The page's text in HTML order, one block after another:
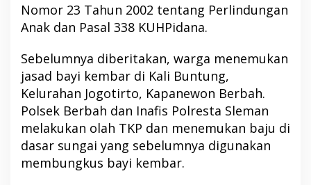
Nomor 23 Tahun 2002 tentang Perlindungan
Anak dan Pasal 338 KUHPidana.
Sebelumnya diberitakan, warga menemukan
jasad bayi kembar di Kali Buntung,
Kelurahan Jogotirto, Kapanewon Berbah.
Polsek Berbah dan Inafis Polresta Sleman
melakukan olah TKP dan menemukan baju di
dasar sungai yang sebelumnya digunakan
membungkus bayi kembar.